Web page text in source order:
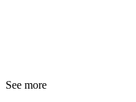
See more